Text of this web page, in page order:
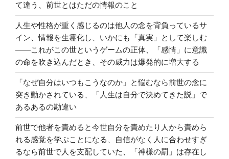
て違う、前世とはただの情報のこと
人生や性格が重く感じるのは他人の念を背負っているサ
イン、情報を生霊化し、いかにも「真実」として楽しむ
――これがこの世というゲームの正体、「感情」に意識
の命を吹き込んだとき、その威力は爆発的に増大する
「なぜ自分はいつもこうなのか」と悩むなら前世の念に
突き動かされている、「人生は自分で決めてきた説」で
あるあるの勘違い
前世で他者を責めると今世自分を責めたり人から責めら
れる感覚を学ぶことになる、自信がなく人に合わせすぎ
るなら前世で人を支配していた、「神様の罰」は存在し